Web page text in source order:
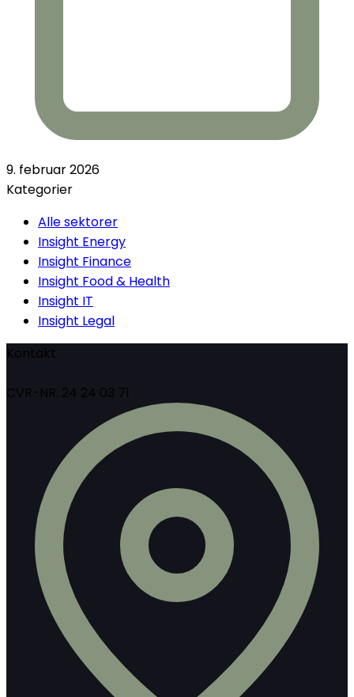
9. februar 2026
Kategorier
Alle sektorer
Insight Energy
Insight Finance
Insight Food & Health
Insight IT
Insight Legal
Kontakt
CVR-NR. 24 24 03 71